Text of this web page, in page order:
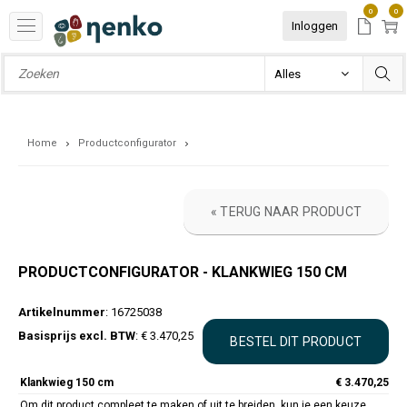
Inloggen
0 0
Home Productconfigurator
« TERUG NAAR PRODUCT
PRODUCTCONFIGURATOR - KLANKWIEG 150 CM
Artikelnummer: 16725038
Basisprijs excl. BTW: € 3.470,25
Klankwieg 150 cm € 3.470,25